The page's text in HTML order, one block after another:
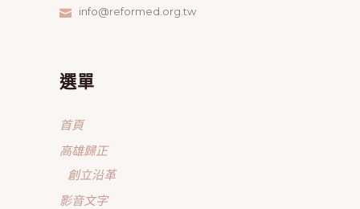
info@reformed.org.tw
選單
首頁
高雄歸正
創立沿革
影音文字